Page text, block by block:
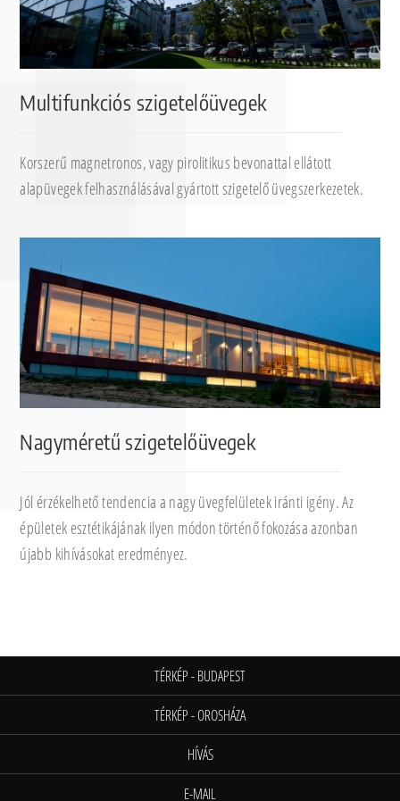
Multifunkciós szigetelőüvegek
Korszerű magnetronos, vagy pirolitikus bevonattal ellátott
alapüvegek felhasználásával gyártott szigetelő üvegszerkezetek.
Nagyméretű szigetelőüvegek
Jól érzékelhető tendencia a nagy üvegfelületek iránti igény. Az
épületek esztétikájának ilyen módon történő fokozása azonban
újabb kihívásokat eredményez.
TÉRKÉP - BUDAPEST
TÉRKÉP - OROSHÁZA
HÍVÁS
E-MAIL